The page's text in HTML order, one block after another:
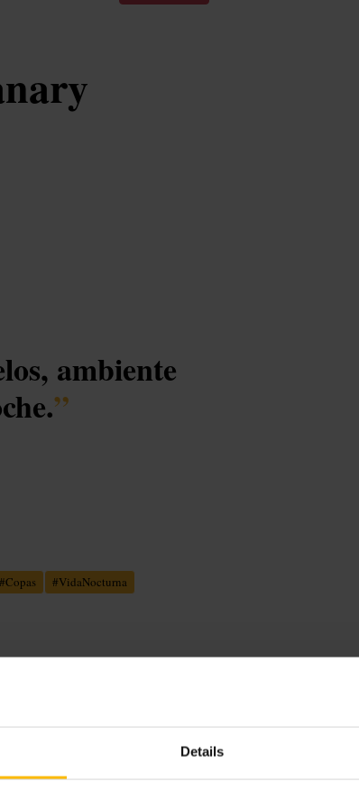
Details
ambiente
”
#Copas #VidaNocturna
grupos. Carta de cócteles clásica
o DJ en las noches de fin de
tranquilo durante la semana.